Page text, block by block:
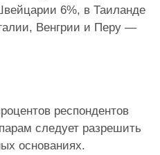
6%, в Таиланде
Венгрии и Перу —
респондентов
следует разрешить
основаниях.